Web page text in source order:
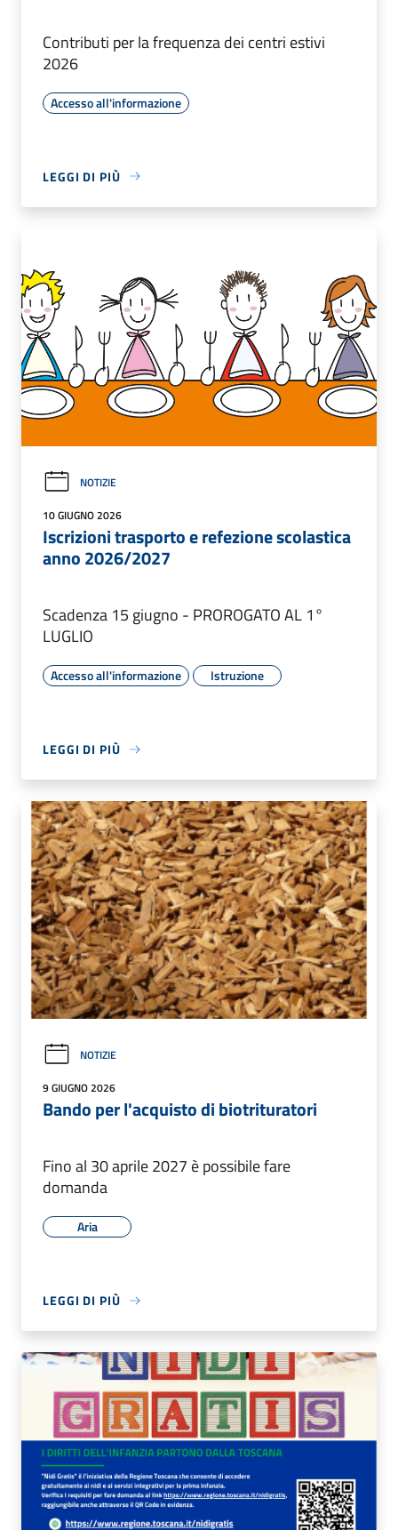
Contributi per la frequenza dei centri estivi
2026
Accesso all'informazione
LEGGI DI PIÙ
NOTIZIE
10 GIUGNO 2026
Iscrizioni trasporto e refezione scolastica
anno 2026/2027
Scadenza 15 giugno - PROROGATO AL 1°
LUGLIO
Accesso all'informazione Istruzione
LEGGI DI PIÙ
NOTIZIE
9 GIUGNO 2026
Bando per l'acquisto di biotrituratori
Fino al 30 aprile 2027 è possibile fare
domanda
Aria
LEGGI DI PIÙ